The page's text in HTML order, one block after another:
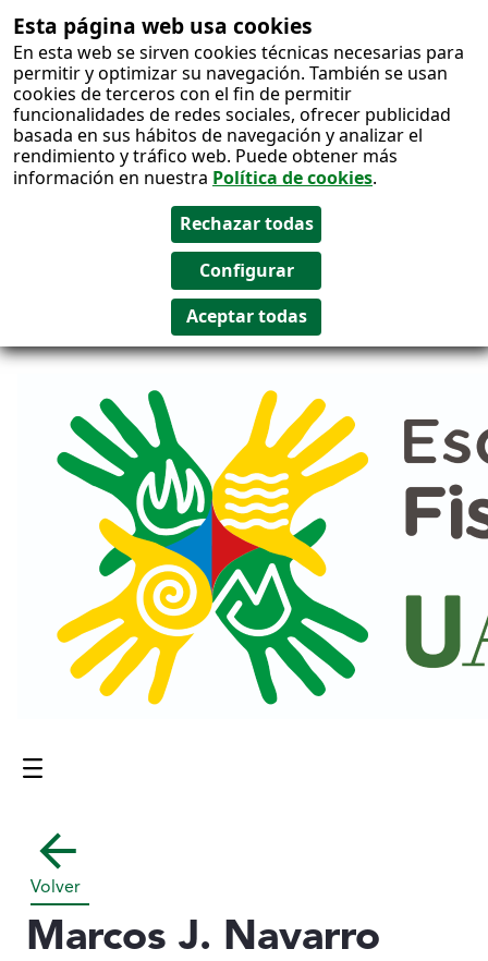
Esta página web usa cookies
En esta web se sirven cookies técnicas necesarias para
permitir y optimizar su navegación. También se usan
cookies de terceros con el fin de permitir
funcionalidades de redes sociales, ofrecer publicidad
basada en sus hábitos de navegación y analizar el
rendimiento y tráfico web. Puede obtener más
información en nuestra Política de cookies.
Salto al
contenido
Contenido principal
Volver
Marcos J. Navarro